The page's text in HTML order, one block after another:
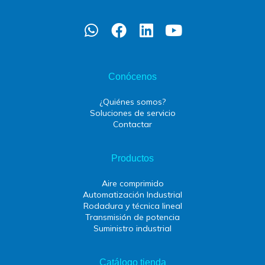
Conócenos
¿Quiénes somos?
Soluciones de servicio
Contactar
Productos
Aire comprimido
Automatización Industrial
Rodadura y técnica lineal
Transmisión de potencia
Suministro industrial
Catálogo tienda